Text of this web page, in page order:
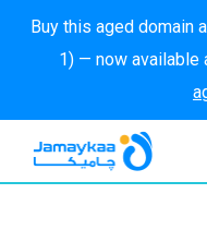
Buy this aged domain
1) — now available